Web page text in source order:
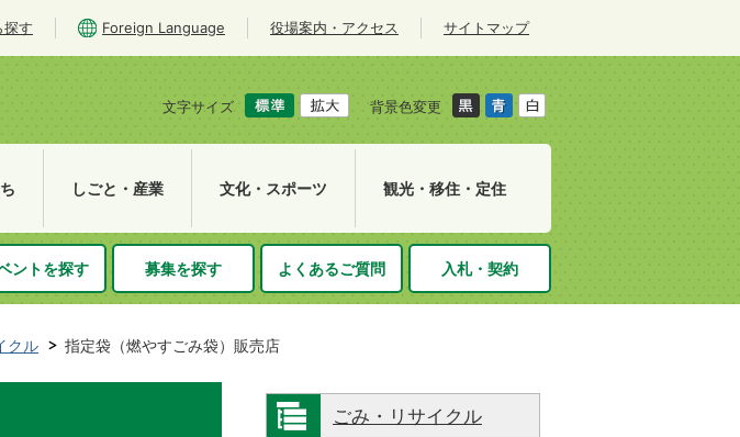
探す Foreign Language 役場案内・アクセス サイトマップ
文字サイズ 背景色変更
しごと・産業 文化・スポーツ 観光・移住・定住
ントを探す 募集を探す よくあるご質問 入札・契約
クル 指定袋（燃やすごみ袋）販売店
ごみ・リサイクル